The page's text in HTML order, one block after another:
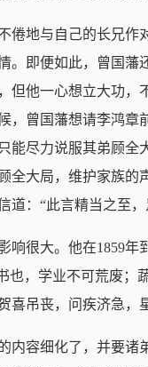
倦地与自己的长兄
。即便如此，曾国
但他一心想立大功
，曾国藩想请李鸿
能尽力说服其弟顾
全大局，维护家族
道：“此言精当之至
响很大。他在1859年
也，学业不可荒废；
喜吊丧，问疾济急，
内容细化了，并要诸